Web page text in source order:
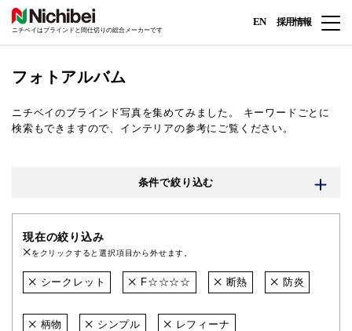
ニチベイはブラインドと間仕切りの総合メーカーです
EN 採用情報
フォトアルバム
ニチベイのブラインド写真を集めてみました。
キーワードごとに
検索もできますので、インテリアの参考にご覧ください。
条件で絞り込む
現在の絞り込み
をクリックすると選択項目から外せます。
シークレット F☆☆☆☆ 断熱 防炎
柄物 シンプル レフィーナ